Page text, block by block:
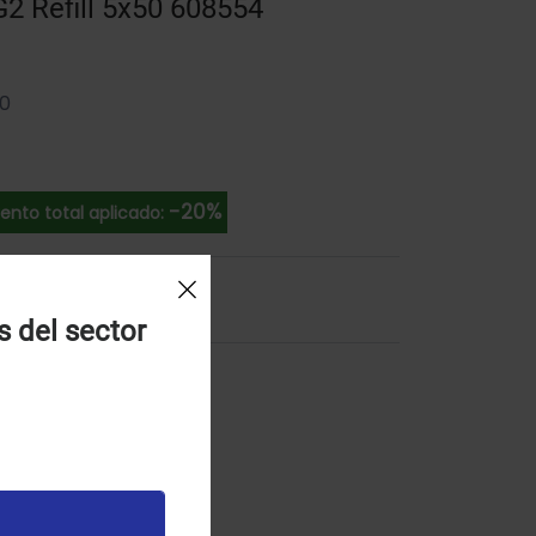
Refill 5x50 608554
total aplicado: -20%
del sector